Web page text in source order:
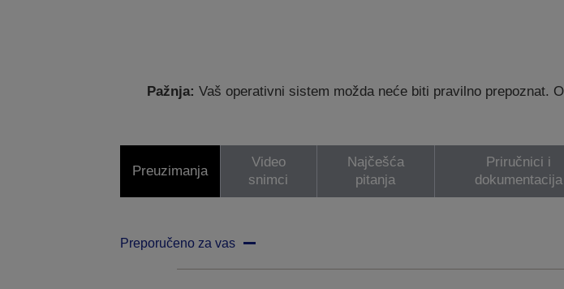
Pažnja: Vaš operativni sistem možda neće biti pravilno prepoznat.
Preuzimanja
Video
snimci
Najčešća
pitanja
Priručnici i
dokumentacija
Preporučeno za vas